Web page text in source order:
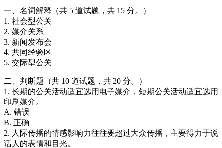
一、名词解释（共 5 道试题，共 15 分。）
1. 社会型公关
2. 媒介关系
3. 新闻发布会
4. 共同经验区
5. 交际型公关
二、判断题（共 10 道试题，共 20 分。）
1. 长期的公关活动适宜选用电子媒介，短期公关活动适宜选用
印刷媒介。
A. 错误
B. 正确
2. 人际传播的情感影响力往往要超过大众传播，主要得力于说
话人的表情和目光。